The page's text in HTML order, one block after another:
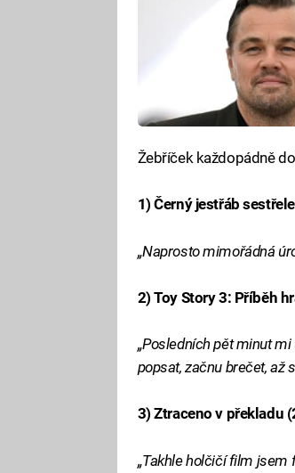
Žebříček každopádně
1) Černý jestřáb
„Naprosto mimořádná
2) Toy Story 3: Příběh
„Posledních pět minut
popsat, začnu brečet, až
3) Ztraceno v překladu
„Takhle holčičí film jsem